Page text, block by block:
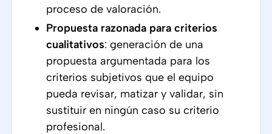
proceso de valoración.
Propuesta razonada para criterios
cualitativos: generación de una
propuesta argumentada para los
criterios subjetivos que el equipo
pueda revisar, matizar y validar, sin
sustituir en ningún caso su criterio
profesional.